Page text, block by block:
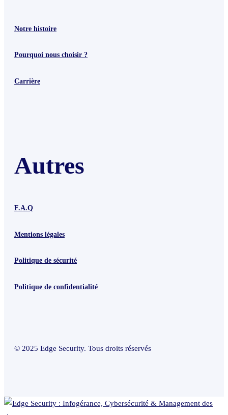
Notre histoire
Pourquoi nous choisir ?
Carrière
Autres
F.A.Q
Mentions légales
Politique de sécurité
Politique de confidentialité
© 2025 Edge Security. Tous droits réservés